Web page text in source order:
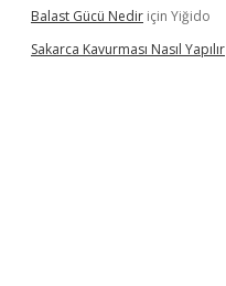
Balast Gücü Nedir için Yiğido
Sakarca Kavurması Nasıl Yapılır